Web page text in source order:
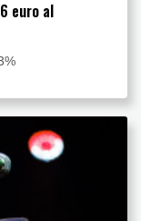
euro al